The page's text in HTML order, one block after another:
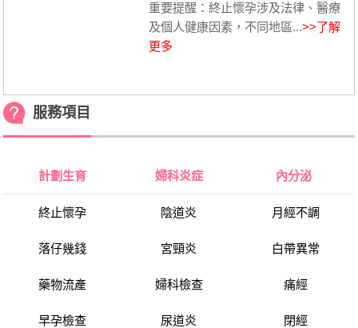
重要提醒：終止懷孕涉及法律、醫療
及個人健康因素，不同地區...>>了解
更多
服務項目
計劃生育
終止懷孕
落仔幾錢
藥物流產
早孕檢查
婦科炎症
陰道炎
宮頸炎
婦科檢查
尿道炎
內分泌
月經不調
白帶異常
痛經
閉經